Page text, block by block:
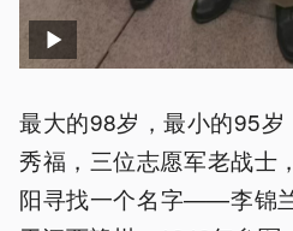
最大的98岁，最小的95
秀福，三位志愿军老战士
阳寻找一个名字——李锦